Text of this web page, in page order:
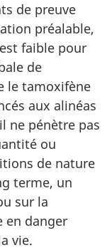
de preuve
préalable,
faible pour
de
le tamoxifène
aux alinéas
ne pénètre pas
ou
de nature
terme, un
sur la
en danger
vie.